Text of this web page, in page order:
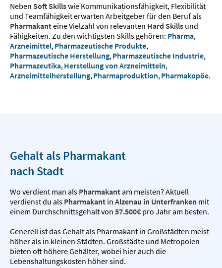
Neben Soft Skillswie Kommunikationsfähigkeit, Flexibilität
und Teamfähigkeit erwarten Arbeitgeber für den Beruf als
Pharmakanteine Vielzahl von relevanten Hard Skills und
Fähigkeiten. Zu den wichtigsten Skills gehören: Pharma,
Arzneimittel, Pharmazeutische Produkte,
Pharmazeutische Herstellung, Pharmazeutische Industrie,
Pharmazeutika, Herstellung von Arzneimitteln,
Arzneimittelherstellung, Pharmaproduktion, Pharmakopöe.
Gehalt als Pharmakant
nach Stadt
Wo verdient man als Pharmakantam meisten? Aktuell
verdienst du als Pharmakant in Alzenau in Unterfranken mit
einem Durchschnittsgehalt von 57.500€ pro Jahr am besten.
Generell ist das Gehalt als Pharmakant in Großstädten meist
höher als in kleinen Städten. Großstädte und Metropolen
bieten oft höhere Gehälter, wobei hier auch die
Lebenshaltungskosten höher sind.